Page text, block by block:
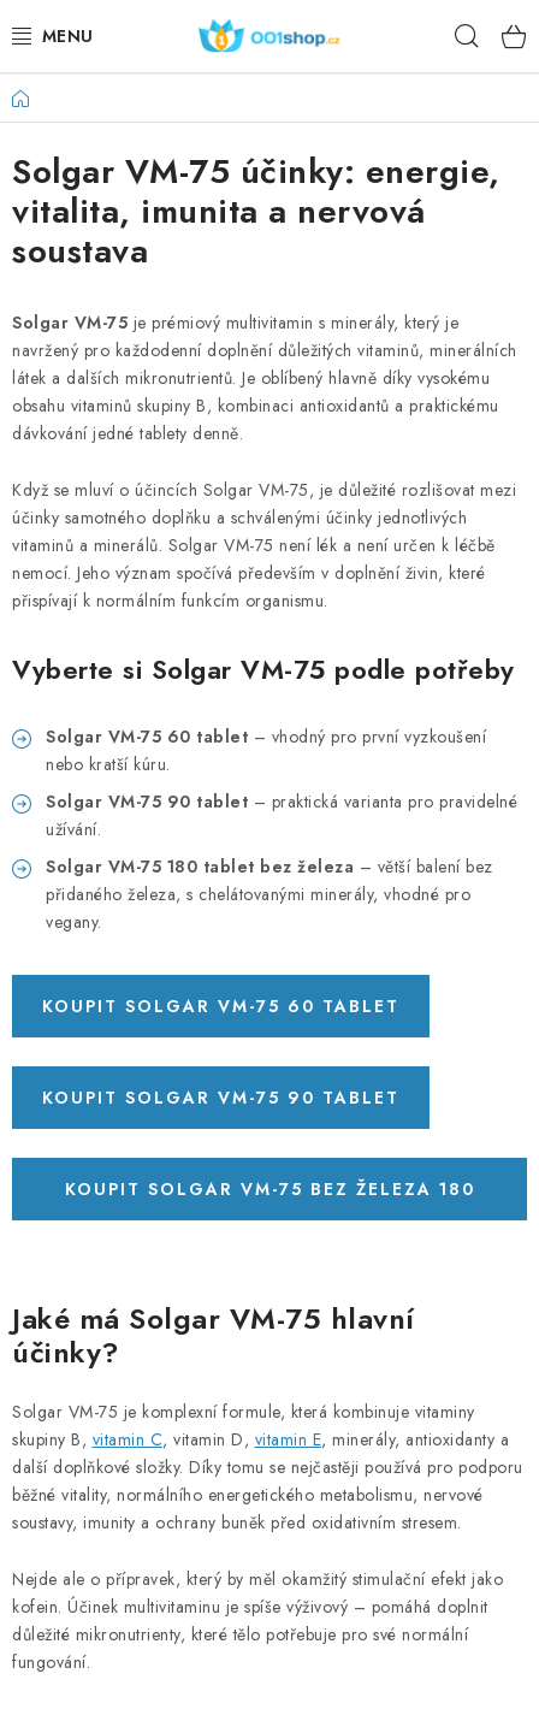
Inhalt
DOPLŇKY STRAVY
KOSMETIKA
SPORT
THEMEN
AKTION
DÁRKY PRO ZDRAVÍ
PORADNA
MARKEN
Jak nakupovat
Obchodní podmínky
Natural Health Store
Glossar der Fachbegriffe
Startseite
Solgar VM-75 účinky: energie,
vitalita, imunita a nervová
soustava
Solgar VM-75 je prémiový multivitamin s minerály, který je
navržený pro každodenní doplnění důležitých vitaminů, minerálních
látek a dalších mikronutrientů. Je oblíbený hlavně díky vysokému
obsahu vitaminů skupiny B, kombinaci antioxidantů a praktickému
dávkování jedné tablety denně.
Když se mluví o účincích Solgar VM-75, je důležité rozlišovat mezi
účinky samotného doplňku a schválenými účinky jednotlivých
vitaminů a minerálů. Solgar VM-75 není lék a není určen k léčbě
nemocí. Jeho význam spočívá především v doplnění živin, které
přispívají k normálním funkcím organismu.
Vyberte si Solgar VM-75 podle potřeby
Solgar VM-75 60 tablet – vhodný pro první vyzkoušení
nebo kratší kúru.
Solgar VM-75 90 tablet – praktická varianta pro pravidelné
užívání.
Solgar VM-75 180 tablet bez železa – větší balení bez
přidaného železa, s chelátovanými minerály, vhodné pro
vegany.
KOUPIT SOLGAR VM-75 60 TABLET
KOUPIT SOLGAR VM-75 90 TABLET
KOUPIT SOLGAR VM-75 BEZ ŽELEZA 180
Jaké má Solgar VM-75 hlavní
účinky?
Solgar VM-75 je komplexní formule, která kombinuje vitaminy
skupiny B, vitamin C, vitamin D, vitamin E, minerály, antioxidanty a
další doplňkové složky. Díky tomu se nejčastěji používá pro podporu
běžné vitality, normálního energetického metabolismu, nervové
soustavy, imunity a ochrany buněk před oxidativním stresem.
Nejde ale o přípravek, který by měl okamžitý stimulační efekt jako
kofein. Účinek multivitaminu je spíše výživový – pomáhá doplnit
důležité mikronutrienty, které tělo potřebuje pro své normální
fungování.